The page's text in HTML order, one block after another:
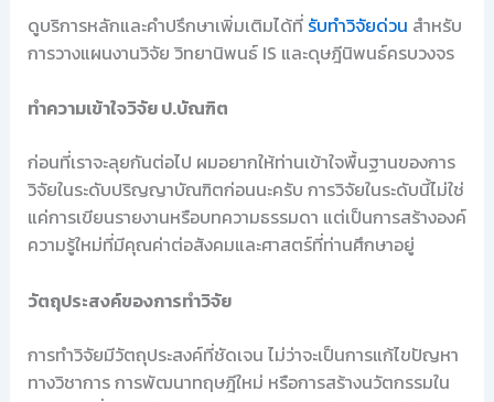
ดูบริการหลักและคำปรึกษาเพิ่มเติมได้ที่ รับทำวิจัยด่วน สำหรับ
การวางแผนงานวิจัย วิทยานิพนธ์ IS และดุษฎีนิพนธ์ครบวงจร
ทำความเข้าใจวิจัย ป.บัณฑิต
ก่อนที่เราจะลุยกันต่อไป ผมอยากให้ท่านเข้าใจพื้นฐานของการ
วิจัยในระดับปริญญาบัณฑิตก่อนนะครับ การวิจัยในระดับนี้ไม่ใช่
แค่การเขียนรายงานหรือบทความธรรมดา แต่เป็นการสร้างองค์
ความรู้ใหม่ที่มีคุณค่าต่อสังคมและศาสตร์ที่ท่านศึกษาอยู่
วัตถุประสงค์ของการทำวิจัย
การทำวิจัยมีวัตถุประสงค์ที่ชัดเจน ไม่ว่าจะเป็นการแก้ไขปัญหา
ทางวิชาการ การพัฒนาทฤษฎีใหม่ หรือการสร้างนวัตกรรมใน